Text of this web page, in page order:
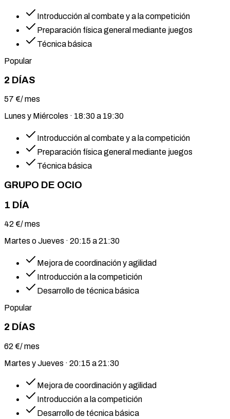
Introducción al combate y a la competición
Preparación física general mediante juegos
Técnica básica
Popular
2 DÍAS
57 €/ mes
Lunes y Miércoles · 18:30 a 19:30
Introducción al combate y a la competición
Preparación física general mediante juegos
Técnica básica
GRUPO DE OCIO
1 DÍA
42 €/ mes
Martes o Jueves · 20:15 a 21:30
Mejora de coordinación y agilidad
Introducción a la competición
Desarrollo de técnica básica
Popular
2 DÍAS
62 €/ mes
Martes y Jueves · 20:15 a 21:30
Mejora de coordinación y agilidad
Introducción a la competición
Desarrollo de técnica básica